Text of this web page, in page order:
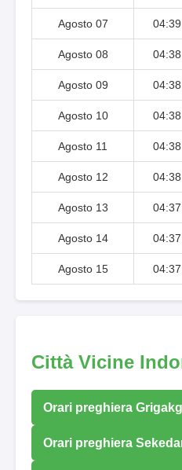
Agosto 07 04:39
Agosto 08 04:38
Agosto 09 04:38
Agosto 10 04:38
Agosto 11 04:38
Agosto 12 04:38
Agosto 13 04:37
Agosto 14 04:37
Agosto 15 04:37
Città Vicine
Orari preghiera
Orari preghiera